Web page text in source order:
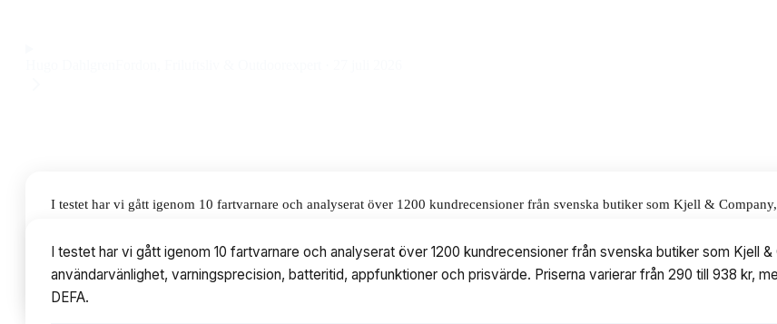
I testet har vi gått igenom 10 fartvarnare och analyserat över 1200 kundrecensioner från svenska butiker som Kjell &
Innehållsförteckning
I testet har vi gått igenom 10 fartvarnare och analyserat över 1200 kundrecensioner från svenska butiker som Kjell
användarvänlighet, varningsprecision, batteritid, appfunktioner och prisvärde. Priserna varierar från 290 till 938 kr,
DEFA.